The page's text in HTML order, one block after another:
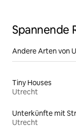
Spannende
Andere Arten von
Tiny Houses
Utrecht
Utrecht